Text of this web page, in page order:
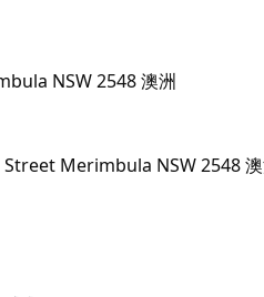
NSW 2548 澳洲